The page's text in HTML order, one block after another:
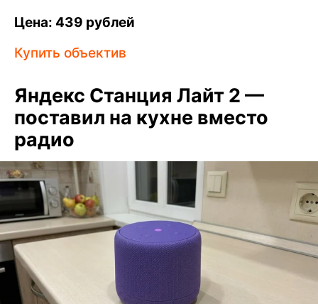
Цена: 439 рублей
Купить объектив
Яндекс Станция Лайт 2 —
поставил на кухне вместо
радио